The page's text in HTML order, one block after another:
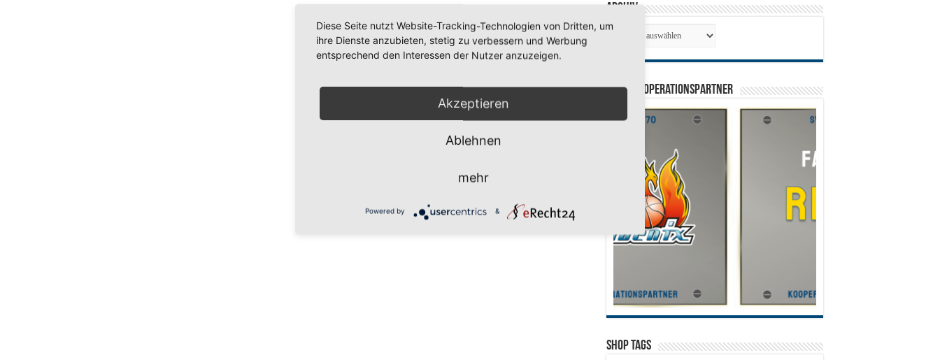
Archiv
SV 70 Kooperationspartner
Shop Tags
Diese Seite nutzt Website-Tracking-Technologien von Dritten, um
ihre Dienste anzubieten, stetig zu verbessern und Werbung
entsprechend den Interessen der Nutzer anzuzeigen.
Akzeptieren
Ablehnen
mehr
Powered by &